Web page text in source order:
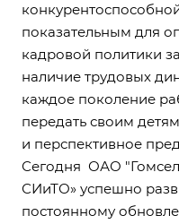
показательным для
кадровой политики
наличие трудовых
каждое поколение
передать своим
и перспективное
Сегодня ОАО
СИиТО» успешно
постоянному